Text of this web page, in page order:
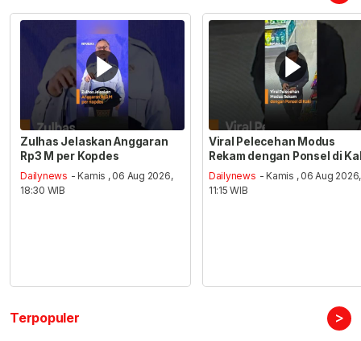
Zulhas Jelaskan Anggaran
Rp3 M per Kopdes
Dailynews - Kamis , 06 Aug 2026,
18:30 WIB
Viral Pelecehan Modus
Rekam dengan Ponsel di
Dailynews - Kamis , 06 Aug 2026,
11:15 WIB
Terpopuler >